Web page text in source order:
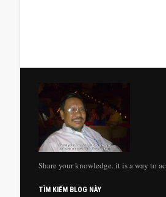
Share your knowledge. it is a way to
TÌM KIẾM BLOG NÀY